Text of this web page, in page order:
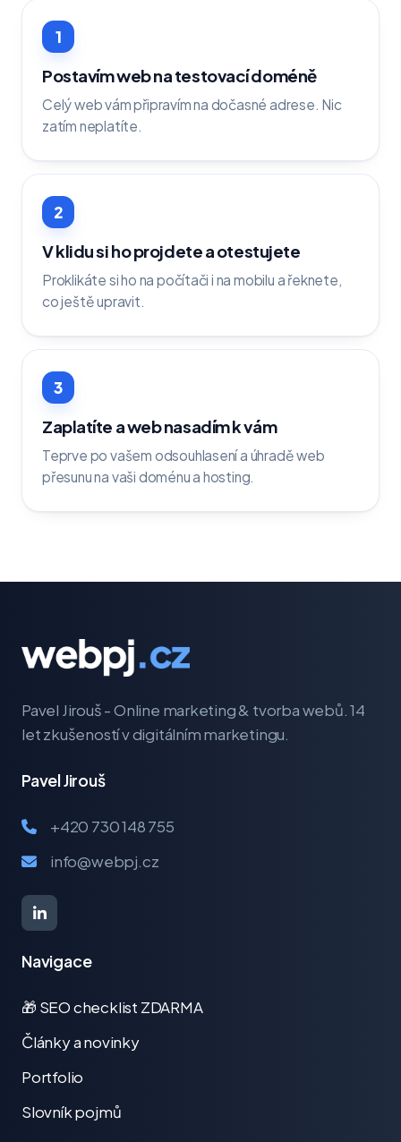
1
Postavím web na testovací doméně
Celý web vám připravím na dočasné adrese. Nic
zatím neplatíte.
2
V klidu si ho projdete a otestujete
Proklikáte si ho na počítači i na mobilu a řeknete,
co ještě upravit.
3
Zaplatíte a web nasadím k vám
Teprve po vašem odsouhlasení a úhradě web
přesunu na vaši doménu a hosting.
Pavel Jirouš - Online marketing & tvorba webů. 14
let zkušeností v digitálním marketingu.
Pavel Jirouš
+420 730 148 755
info@webpj.cz
Navigace
🎁 SEO checklist ZDARMA
Články a novinky
Portfolio
Slovník pojmů